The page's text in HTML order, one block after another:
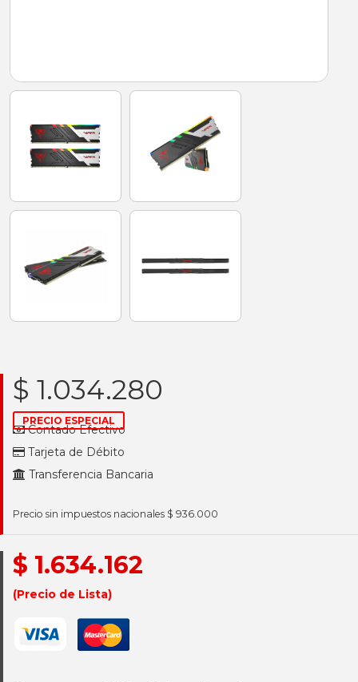
$ 1.034.280
PRECIO ESPECIAL
Contado Efectivo
Tarjeta de Débito
Transferencia Bancaria
Precio sin impuestos nacionales $ 936.000
$ 1.634.162
(Precio de Lista)